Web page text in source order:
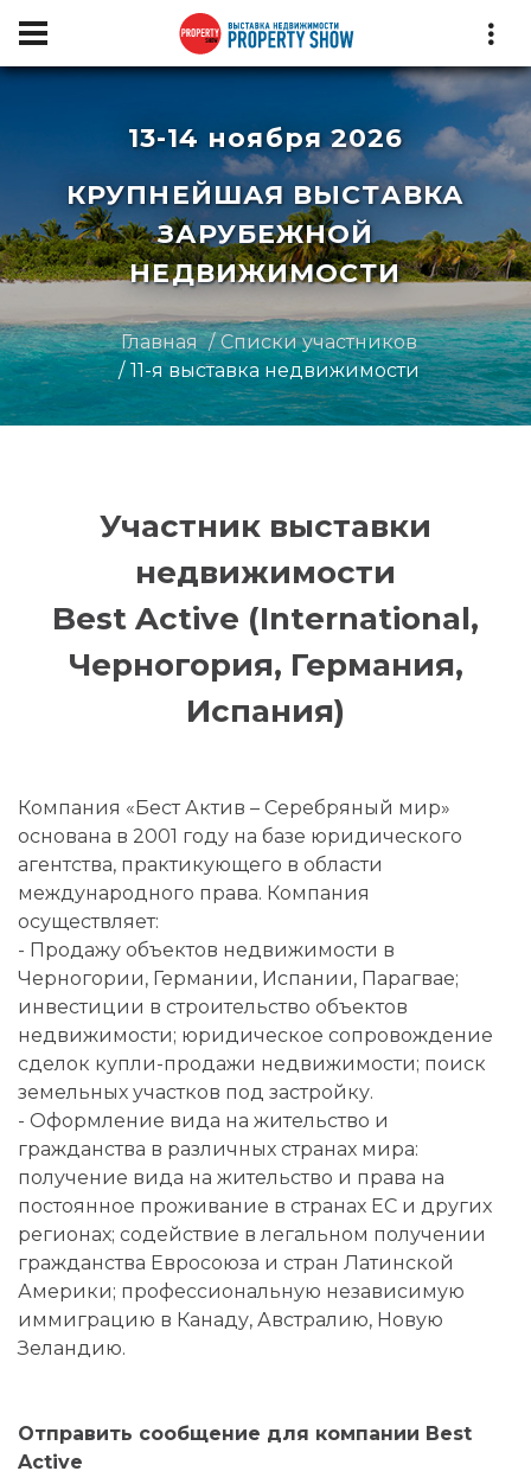
13-14 ноября 2026
КРУПНЕЙШАЯ ВЫСТАВКА
ЗАРУБЕЖНОЙ
НЕДВИЖИМОСТИ
Главная
Списки участников
11-я выставка недвижимости
Участник выставки
недвижимости
Best Active (International,
Черногория, Германия,
Испания)
Компания «Бест Актив – Серебряный мир»
основана в 2001 году на базе юридического
агентства, практикующего в области
международного права. Компания
осуществляет:
- Продажу объектов недвижимости в
Черногории, Германии, Испании, Парагвае;
инвестиции в строительство объектов
недвижимости; юридическое сопровождение
сделок купли-продажи недвижимости; поиск
земельных участков под застройку.
- Оформление вида на жительство и
гражданства в различных странах мира:
получение вида на жительство и права на
постоянное проживание в странах ЕС и других
регионах; содействие в легальном получении
гражданства Евросоюза и стран Латинской
Америки; профессиональную независимую
иммиграцию в Канаду, Австралию, Новую
Зеландию.
Отправить сообщение для компании Best
Active